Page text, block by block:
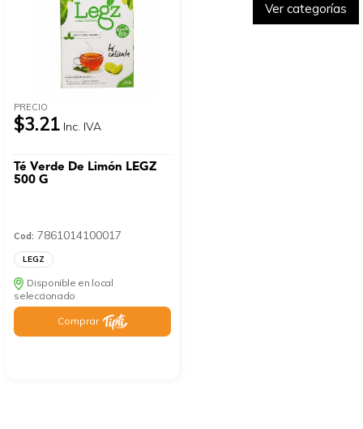
Ver categorías
PRECIO
$3.21 Inc. IVA
Té Verde De Limón LEGZ
500 G
Cod: 7861014100017
LEGZ
Disponible en local
seleccionado
Comprar